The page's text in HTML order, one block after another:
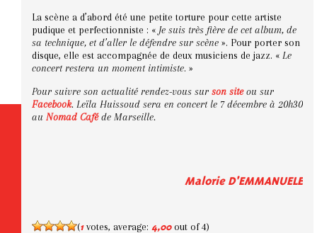
La scène a d’abord été une petite torture pour cette artiste
pudique et perfectionniste : « Je suis très fière de cet album, de
sa technique, et d’aller le défendre sur scène ». Pour porter son
disque, elle est accompagnée de deux musiciens de jazz. « Le
concert restera un moment intimiste. »
Pour suivre son actualité rendez-vous sur son siteou sur
Facebook. Leïla Huissoud sera en concert le 7 décembre à 20h30
au Nomad Caféde Marseille.
Malorie D'EMMANUELE
(1votes, average: 4,00out of 4)